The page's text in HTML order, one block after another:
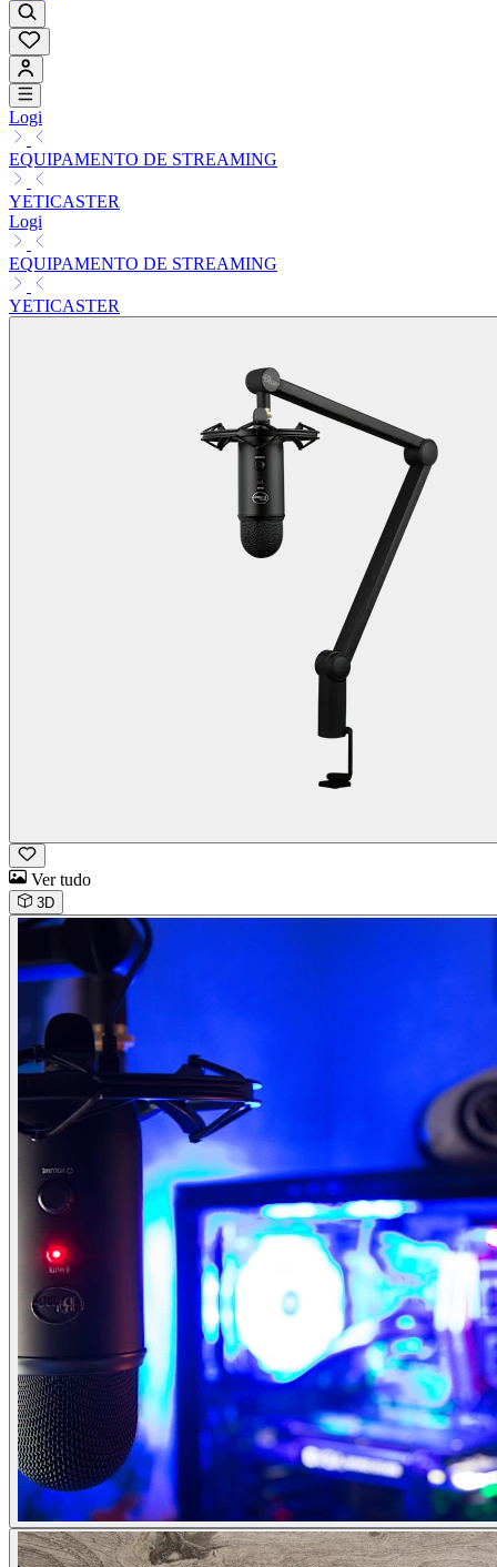
Logi
EQUIPAMENTO DE STREAMING
YETICASTER
Logi
EQUIPAMENTO DE STREAMING
YETICASTER
Ver tudo
3D